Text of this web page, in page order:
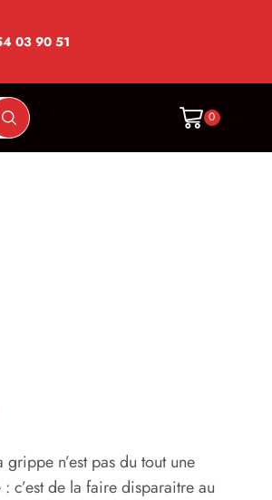
03 90 51
0
n’est pas du tout une
c’est de la faire disparaitre au